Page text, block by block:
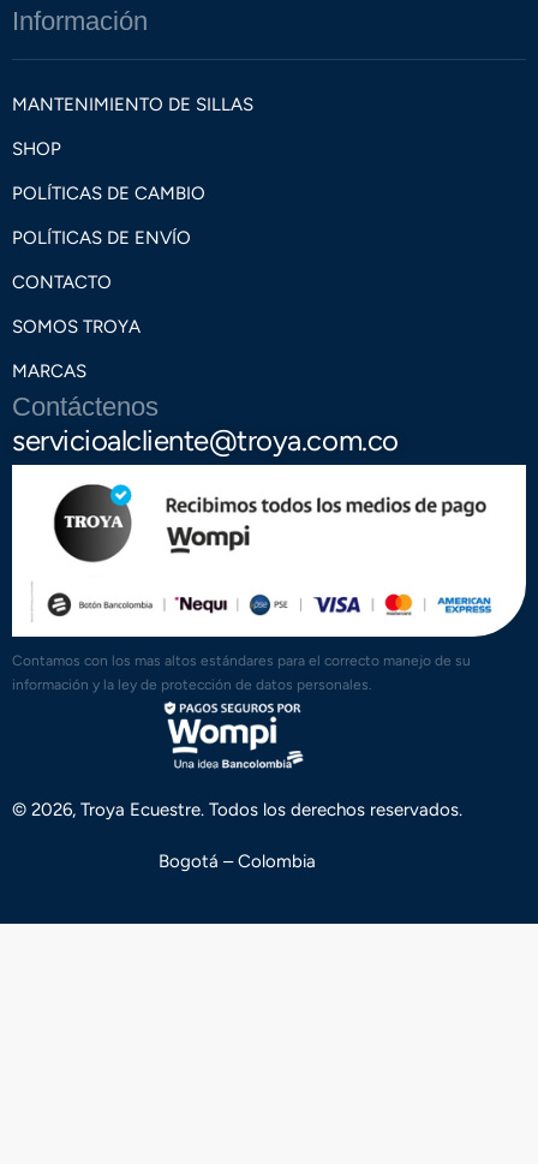
Información
MANTENIMIENTO DE SILLAS
SHOP
POLÍTICAS DE CAMBIO
POLÍTICAS DE ENVÍO
CONTACTO
SOMOS TROYA
MARCAS
Contáctenos
servicioalcliente@troya.com.co
Contamos con los mas altos estándares para el correcto manejo de su
información y la ley de protección de datos personales.
© 2026, Troya Ecuestre. Todos los derechos reservados.
Bogotá – Colombia